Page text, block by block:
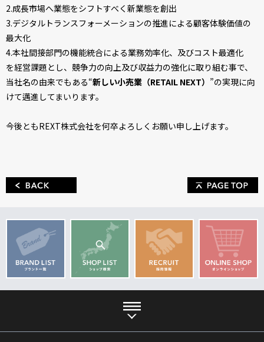
2.成長市場へ業態をシフトすべく新業態を創出
3.デジタルトランスフォーメーションの推進による顧客体験価値の
最大化
4.本社間接部門の機能統合による業務効率化、及びコスト最適化
を経営課題とし、競争力の向上及び収益力の強化に取り組む事で、
当社名の由来でもある“新しい小売業（RETAIL NEXT） ”の実現に向
けて邁進してまいります。
今後ともREXT株式会社を何卒よろしくお願い申し上げます。